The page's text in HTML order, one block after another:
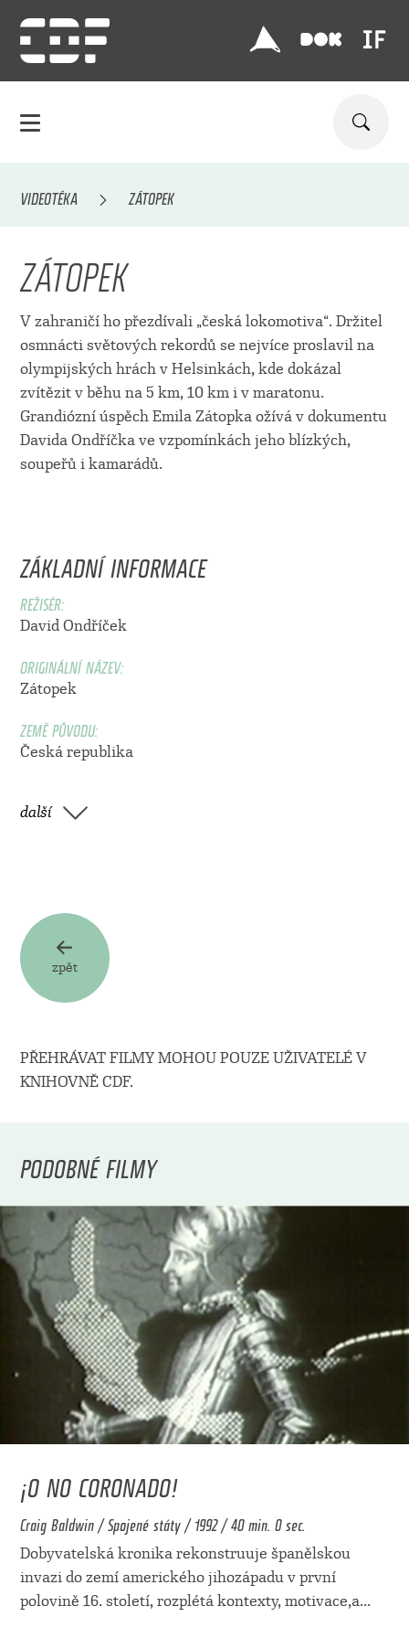
VIDEOTÉKA ZÁTOPEK
ZÁTOPEK
V zahraničí ho přezdívali „česká lokomotiva“. Držitel
osmnácti světových rekordů se nejvíce proslavil na
olympijských hrách v Helsinkách, kde dokázal
zvítězit v běhu na 5 km, 10 km i v maratonu.
Grandiózní úspěch Emila Zátopka ožívá v dokumentu
Davida Ondříčka ve vzpomínkách jeho blízkých,
soupeřů i kamarádů.
ZÁKLADNÍ INFORMACE
REŽISÉR:
David Ondříček
ORIGINÁLNÍ NÁZEV:
Zátopek
ZEMĚ PŮVODU:
Česká republika
další
zpět
PŘEHRÁVAT FILMY MOHOU POUZE UŽIVATELÉ V
KNIHOVNĚ CDF.
PODOBNÉ FILMY
¡O NO CORONADO!
Craig Baldwin / Spojené státy / 1992 / 40 min. 0 sec.
Dobyvatelská kronika rekonstruuje španělskou
invazi do zemí amerického jihozápadu v první
polovině 16. století, rozplétá kontexty, motivace,a...